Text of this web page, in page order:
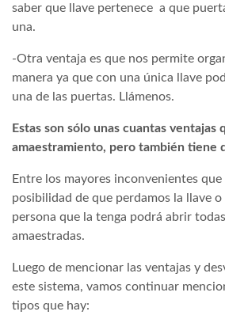
saber que llave pertenece a que
una.
-Otra ventaja es que nos permite
manera ya que con una única llave
una de las puertas. Llámenos.
Estas son sólo unas cuantas ventajas
amaestramiento, pero también tiene
Entre los mayores inconvenientes que
posibilidad de que perdamos la llave
persona que la tenga podrá abrir
amaestradas.
Luego de mencionar las ventajas y
este sistema, vamos continuar
tipos que hay: